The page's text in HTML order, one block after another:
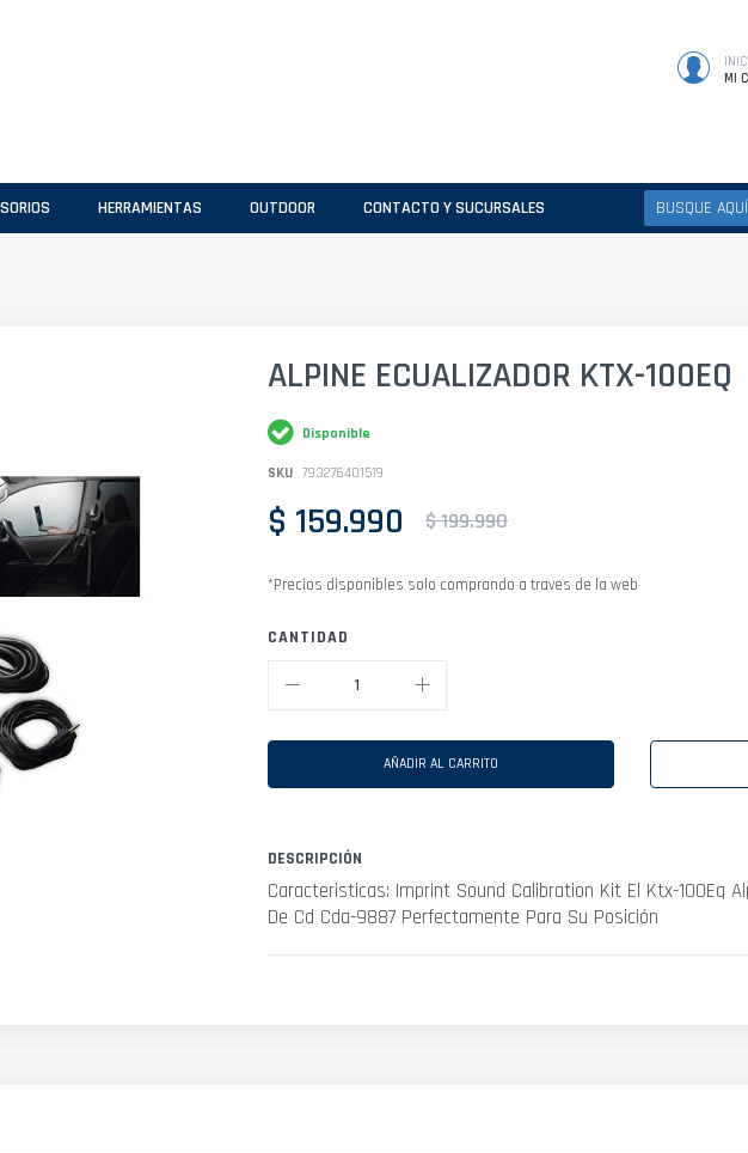
MI
HERRAMIENTAS OUTDOOR CONTACTO Y SUCURSALES
ALPINE ECUALIZADOR KTX-100EQ
Disponible
SKU 793276401519
$ 159.990 $ 199.990
*Precios disponibles solo comprando a traves de la web
CANTIDAD
AÑADIR AL CARRITO
DESCRIPCIÓN
Caracteristicas: Imprint Sound Calibration Kit El Ktx-100Eq
De Cd Cda-9887 Perfectamente Para Su Posición